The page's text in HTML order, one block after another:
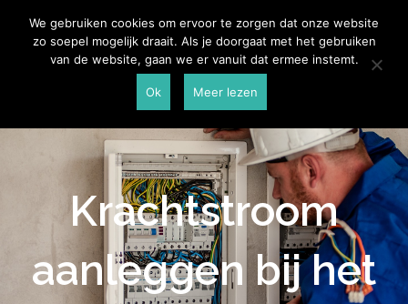
content
Aannemersspot
Krachtstroom
aanleggen bij het
We gebruiken cookies om ervoor te zorgen dat onze website
zo soepel mogelijk draait. Als je doorgaat met het gebruiken
van de website, gaan we er vanuit dat ermee instemt.
Ok Meer lezen